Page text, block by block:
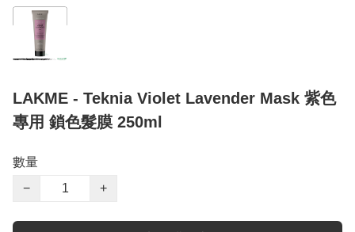
LAKME - Teknia Violet Lavender Mask 紫色
專用 鎖色髮膜 250ml
數量
−
+